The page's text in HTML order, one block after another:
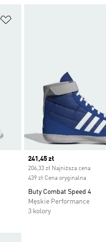
Current price
241,45 zł
206,33 zł Najniższa cena
439 zł Cena oryginalna
Buty Combat Speed 4
Męskie Performance
3 kolory